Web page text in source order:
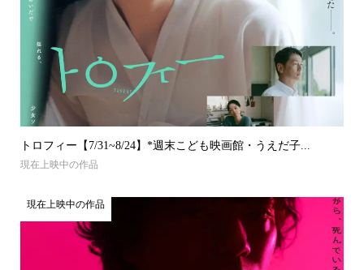
トロフィー【7/31~8/24】*週末こども映画館・うえだ子...
現在上映中の作品
現在上映中の作品